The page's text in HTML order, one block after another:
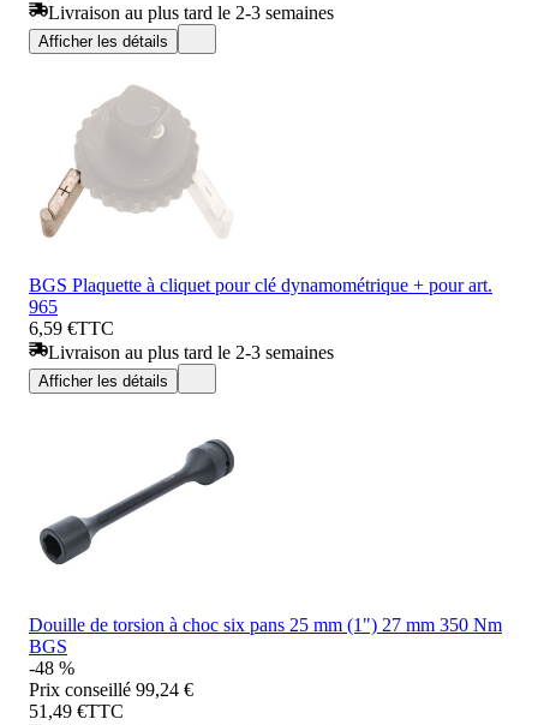
Livraison au plus tard le 2-3 semaines
Afficher les détails
BGS Plaquette à cliquet pour clé dynamométrique + pour art.
965
6,59 €TTC
Livraison au plus tard le 2-3 semaines
Afficher les détails
Douille de torsion à choc six pans 25 mm (1") 27 mm 350 Nm
BGS
-48 %
Prix conseillé 99,24 €
51,49 €TTC